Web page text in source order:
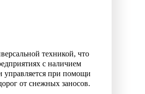
техникой, что
с наличием
при помощи
от снежных заносов.